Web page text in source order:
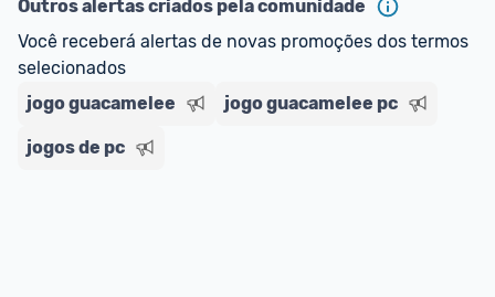
Outros alertas criados pela comunidade
Você receberá alertas de novas promoções dos termos
selecionados
jogo guacamelee
jogo guacamelee pc
jogos de pc